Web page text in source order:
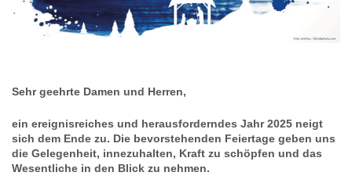
Sehr geehrte Damen und Herren,
ein ereignisreiches und herausforderndes Jahr 2025 neigt
sich dem Ende zu. Die bevorstehenden Feiertage geben uns
die Gelegenheit, innezuhalten, Kraft zu schöpfen und das
Wesentliche in den Blick zu nehmen.